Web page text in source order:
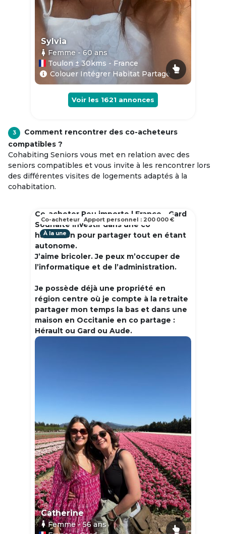
Sylvia
Femme - 60ans
Toulon ± 30kms - France
Colouer Intégrer Habitat Partagé
Voir les 1621 annonces
3
Comment rencontrer des co-acheteurs
compatibles ?
Cohabiting Seniors vous met en relation avec des
seniors compatibles et vous invite à les rencontrer lors
des différentes visites de logements adaptés à la
cohabitation.
Co-acheter Peu importe | France - Gard
Souhaite investir dans une co
habitation pour partager tout en étant
autonome.
J’aime bricoler. Je peux m’occuper de
l’informatique et de l’administration.
Je possède déjà une propriété en
région centre où je compte à la retraite
partager mon temps la bas et dans une
maison en Occitanie en co partage :
Hérault ou Gard ou Aude.
À la une
Catherine
Femme- 56ans
Co-acheteur Apport personnel : 200 000 €